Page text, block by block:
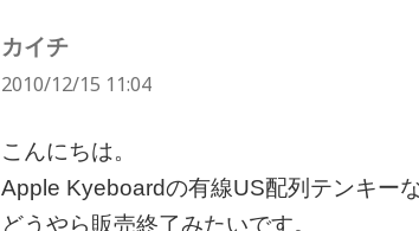
カイチ
り:
2010/12/15 11:04
こんにちは。
Apple Kyeboardの有線US配列テンキーな
どうやら販売終了みたいです。